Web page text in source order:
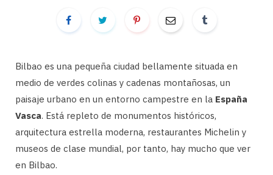
Bilbao es una pequeña ciudad bellamente situada en
medio de verdes colinas y cadenas montañosas, un
paisaje urbano en un entorno campestre en la España
Vasca. Está repleto de monumentos históricos,
arquitectura estrella moderna, restaurantes Michelin y
museos de clase mundial, por tanto, hay mucho que ver
en Bilbao.